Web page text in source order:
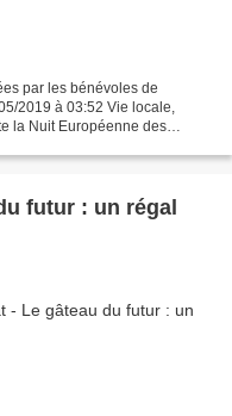
par les bénévoles de
2019 à 03:52 Vie locale,
la Nuit Européenne des
futur : un régal